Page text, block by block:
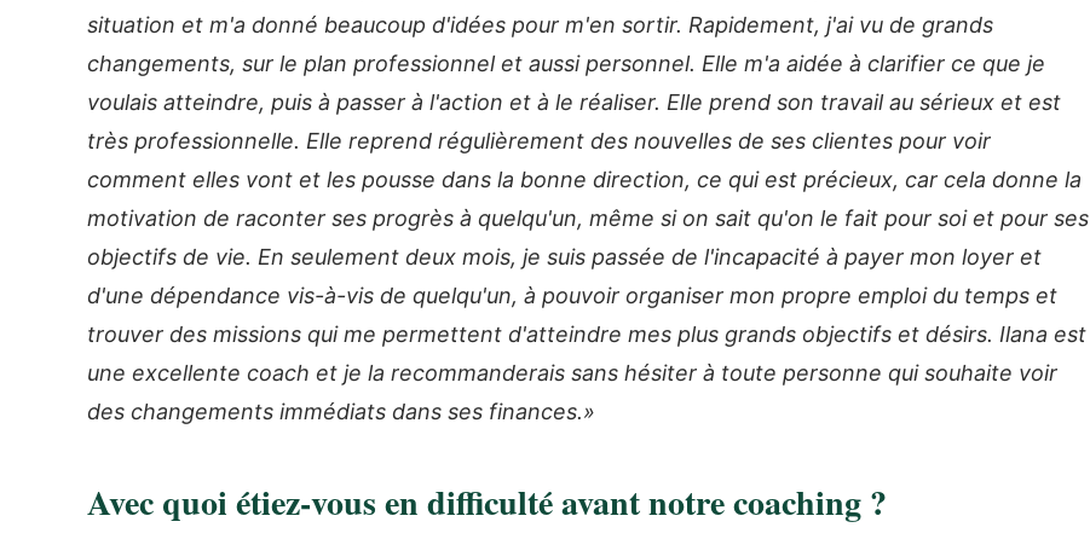
situation et m'a donné beaucoup d'idées pour m'en sortir. Rapidement, j'ai vu de grands
changements, sur le plan professionnel et aussi personnel. Elle m'a aidée à clarifier ce que je
voulais atteindre, puis à passer à l'action et à le réaliser. Elle prend son travail au sérieux et est
très professionnelle. Elle reprend régulièrement des nouvelles de ses clientes pour voir
comment elles vont et les pousse dans la bonne direction, ce qui est précieux, car cela donne la
motivation de raconter ses progrès à quelqu'un, même si on sait qu'on le fait pour soi et pour ses
objectifs de vie. En seulement deux mois, je suis passée de l'incapacité à payer mon loyer et
d'une dépendance vis-à-vis de quelqu'un, à pouvoir organiser mon propre emploi du temps et
trouver des missions qui me permettent d'atteindre mes plus grands objectifs et désirs. Ilana est
une excellente coach et je la recommanderais sans hésiter à toute personne qui souhaite voir
des changements immédiats dans ses finances.»
Avec quoi étiez-vous en difficulté avant notre coaching ?